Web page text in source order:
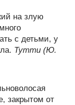
на злую
с детьми, у
Тутти (Ю.
закрытом от